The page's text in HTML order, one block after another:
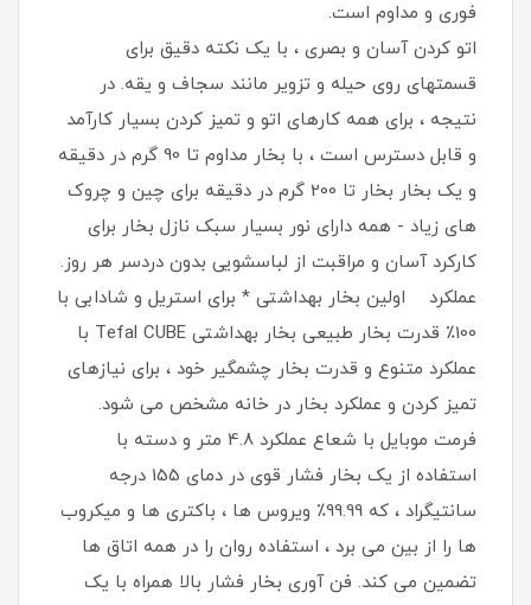
فوری و مداوم است.
اتو کردن آسان و بصری ، با یک نکته دقیق برای
قسمتهای روی حیله و تزویر مانند سجاف و یقه. در
نتیجه ، برای همه کارهای اتو و تمیز کردن بسیار کارآمد
و قابل دسترس است ، با بخار مداوم تا 90 گرم در دقیقه
و یک بخار بخار تا 200 گرم در دقیقه برای چین و چروک
های زیاد - همه دارای نور بسیار سبک نازل بخار برای
کارکرد آسان و مراقبت از لباسشویی بدون دردسر هر روز.
عملکرد اولین بخار بهداشتی * برای استریل و شادابی با
100٪ قدرت بخار طبیعی بخار بهداشتی Tefal CUBE با
عملکرد متنوع و قدرت بخار چشمگیر خود ، برای نیازهای
تمیز کردن و عملکرد بخار در خانه مشخص می شود.
فرمت موبایل با شعاع عملکرد 4.8 متر و دسته با
استفاده از یک بخار فشار قوی در دمای 155 درجه
سانتیگراد ، که 99.99٪ ویروس ها ، باکتری ها و میکروب
ها را از بین می برد ، استفاده روان را در همه اتاق ها
تضمین می کند. فن آوری بخار فشار بالا همراه با یک